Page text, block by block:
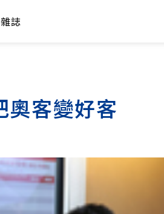
誌
奧客變好客
加入追蹤